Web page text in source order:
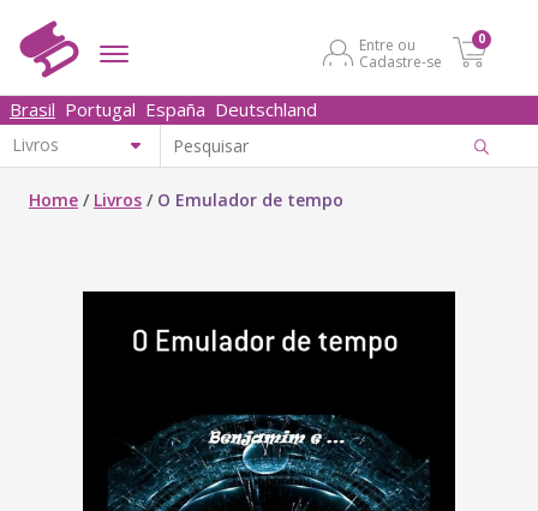
Entre ou
Cadastre-se
0
Brasil Portugal España Deutschland
Home / Livros / O Emulador de tempo